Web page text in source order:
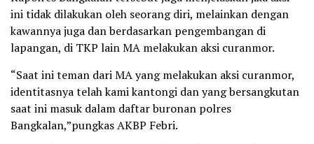
ini tidak dilakukan oleh seorang diri, melainkan dengan
kawannya juga dan berdasarkan pengembangan di
lapangan, di TKP lain MA melakukan aksi curanmor.
“Saat ini teman dari MA yang melakukan aksi curanmor,
identitasnya telah kami kantongi dan yang bersangkutan
saat ini masuk dalam daftar buronan polres
Bangkalan,”pungkas AKBP Febri.